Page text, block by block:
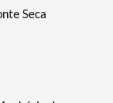
Seca